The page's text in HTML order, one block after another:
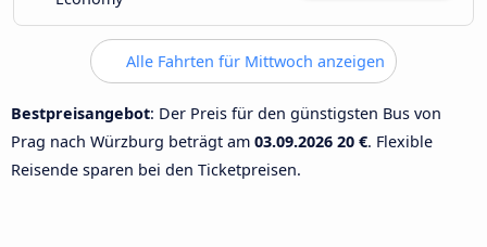
Alle Fahrten für Mittwoch anzeigen
Bestpreisangebot: Der Preis für den günstigsten Bus von
Prag nach Würzburg beträgt am 03.09.2026 20 €. Flexible
Reisende sparen bei den Ticketpreisen.